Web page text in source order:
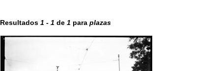
Resultados 1 - 1 de 1 para plazas